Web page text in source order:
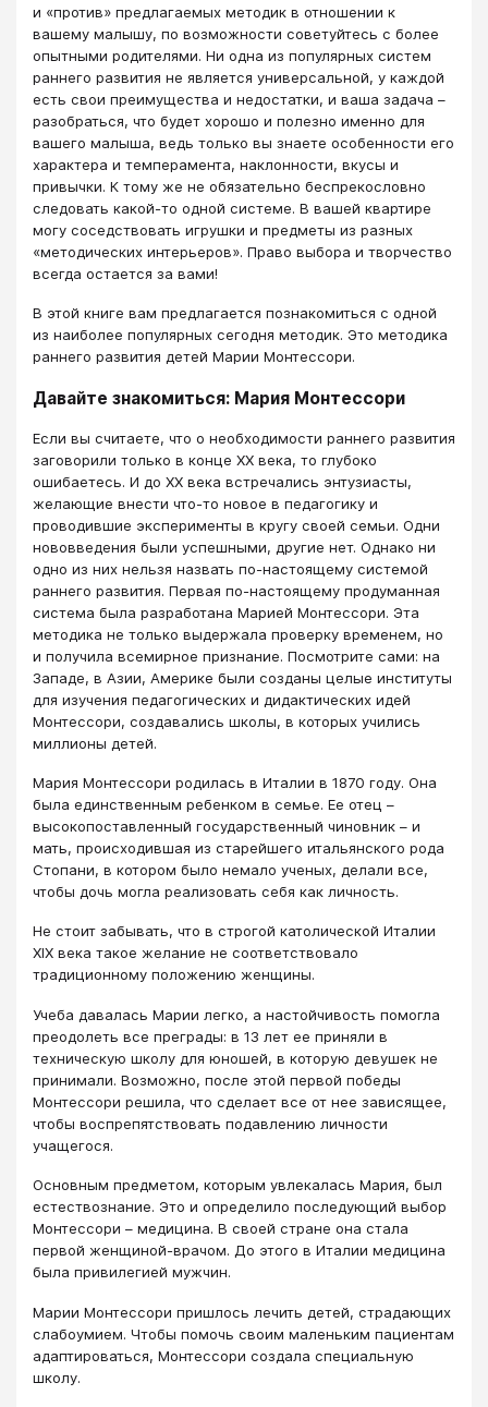
и «против» предлагаемых методик в отношении к
вашему малышу, по возможности советуйтесь с более
опытными родителями. Ни одна из популярных систем
раннего развития не является универсальной, у каждой
есть свои преимущества и недостатки, и ваша задача –
разобраться, что будет хорошо и полезно именно для
вашего малыша, ведь только вы знаете особенности его
характера и темперамента, наклонности, вкусы и
привычки. К тому же не обязательно беспрекословно
следовать какой-то одной системе. В вашей квартире
могу соседствовать игрушки и предметы из разных
«методических интерьеров». Право выбора и творчество
всегда остается за вами!
В этой книге вам предлагается познакомиться с одной
из наиболее популярных сегодня методик. Это методика
раннего развития детей Марии Монтессори.
Давайте знакомиться: Мария Монтессори
Если вы считаете, что о необходимости раннего развития
заговорили только в конце XX века, то глубоко
ошибаетесь. И до XX века встречались энтузиасты,
желающие внести что-то новое в педагогику и
проводившие эксперименты в кругу своей семьи. Одни
нововведения были успешными, другие нет. Однако ни
одно из них нельзя назвать по-настоящему системой
раннего развития. Первая по-настоящему продуманная
система была разработана Марией Монтессори. Эта
методика не только выдержала проверку временем, но
и получила всемирное признание. Посмотрите сами: на
Западе, в Азии, Америке были созданы целые институты
для изучения педагогических и дидактических идей
Монтессори, создавались школы, в которых учились
миллионы детей.
Мария Монтессори родилась в Италии в 1870 году. Она
была единственным ребенком в семье. Ее отец –
высокопоставленный государственный чиновник – и
мать, происходившая из старейшего итальянского рода
Стопани, в котором было немало ученых, делали все,
чтобы дочь могла реализовать себя как личность.
Не стоит забывать, что в строгой католической Италии
XIX века такое желание не соответствовало
традиционному положению женщины.
Учеба давалась Марии легко, а настойчивость помогла
преодолеть все преграды: в 13 лет ее приняли в
техническую школу для юношей, в которую девушек не
принимали. Возможно, после этой первой победы
Монтессори решила, что сделает все от нее зависящее,
чтобы воспрепятствовать подавлению личности
учащегося.
Основным предметом, которым увлекалась Мария, был
естествознание. Это и определило последующий выбор
Монтессори – медицина. В своей стране она стала
первой женщиной-врачом. До этого в Италии медицина
была привилегией мужчин.
Марии Монтессори пришлось лечить детей, страдающих
слабоумием. Чтобы помочь своим маленьким пациентам
адаптироваться, Монтессори создала специальную
школу.